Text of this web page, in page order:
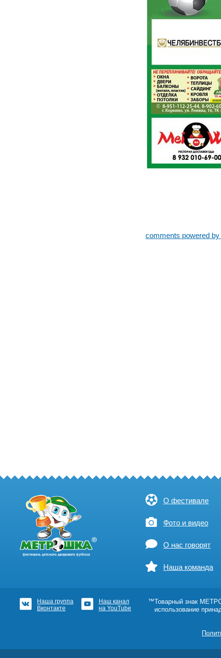
comments powered
О фестивале
Фото и видео
О нас говорят
Наша команда
Наша группа
Вконтакте
Наш канал
на YouTube
™Товарный знак
использование